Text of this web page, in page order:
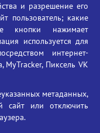
и разрешение его
пользователь; какие
кнопки нажимает
используется для
интернет-
MyTracker, Пиксель VK
метаданных,
сайт или отключить